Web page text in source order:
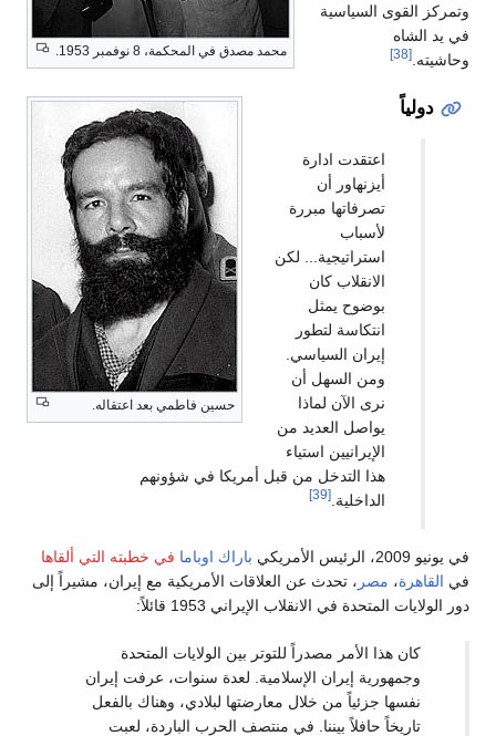
محمد مصدق في المحكمة، 8 نوفمبر 1953.
حسين فاطمي بعد اعتقاله.
وتمركز القوى السياسية
في يد الشاه
وحاشيته. [38]
دولياً
اعتقدت ادارة
أيزنهاور أن
تصرفاتها مبررة
لأسباب
استراتيجية... لكن
الانقلاب كان
بوضوح يمثل
انتكاسة لتطور
إيران السياسي.
ومن السهل أن
نرى الآن لماذا
يواصل العديد من
الإيرانيين استياء
هذا التدخل من قبل أمريكا في شؤونهم
الداخلية. [39]
في يونيو 2009، الرئيس الأمريكي باراك اوباما في خطبته التي ألقاها
في القاهرة، مصر ، تحدث عن العلاقات الأمريكية مع إيران، مشيراً إلى
دور الولايات المتحدة في الانقلاب الإيراني 1953 قائلاً:
كان هذا الأمر مصدراً للتوتر بين الولايات المتحدة
وجمهورية إيران الإسلامية. لعدة سنوات، عرفت إيران
نفسها جزئياً من خلال معارضتها لبلادي، وهناك بالفعل
تاريخاً حافلاً بيننا. في منتصف الحرب الباردة، لعبت